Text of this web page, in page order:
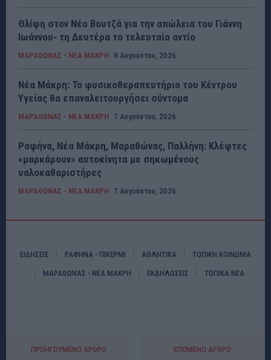
Θλίψη στον Νέο Βουτζά για την απώλεια του Γιάννη
Ιωάννου- τη Δευτέρα το τελευταίο αντίο
ΜΑΡΑΘΩΝΑΣ - ΝΕΑ ΜΑΚΡΗ 8 Αυγούστου, 2026
Νέα Μάκρη: Το φυσικοθεραπευτήριο του Κέντρου
Υγείας θα επαναλειτουργήσει σύντομα
ΜΑΡΑΘΩΝΑΣ - ΝΕΑ ΜΑΚΡΗ 7 Αυγούστου, 2026
Ραφήνα, Νέα Μάκρη, Μαραθώνας, Παλλήνη: Κλέφτες
«μαρκάρουν» αυτοκίνητα με σηκωμένους
υαλοκαθαριστήρες
ΜΑΡΑΘΩΝΑΣ - ΝΕΑ ΜΑΚΡΗ 7 Αυγούστου, 2026
ΕΙΔΗΣΕΙΣ ΡΑΦΗΝΑ - ΠΙΚΕΡΜΙ ΑΘΛΗΤΙΚΑ ΤΟΠΙΚΗ ΚΟΙΝΩΝΙΑ
ΜΑΡΑΘΩΝΑΣ - ΝΕΑ ΜΑΚΡΗ ΕΚΔΗΛΩΣΕΙΣ ΤΟΠΙΚΑ ΝΕΑ
ΠΡΟΗΓΟΎΜΕΝΟ ΆΡΘΡΟ ΕΠΌΜΕΝΟ ΆΡΘΡΟ